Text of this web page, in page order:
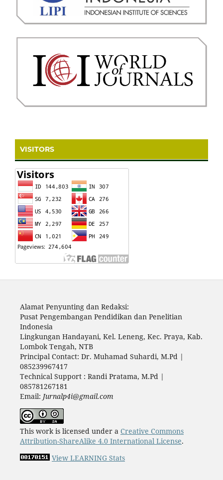
VISITORS
Alamat Penyunting dan Redaksi:
Pusat Pengembangan Pendidikan dan Penelitian
Indonesia
Lingkungan Handayani, Kel. Leneng, Kec. Praya, Kab.
Lombok Tengah, NTB
Principal Contact: Dr. Muhamad Suhardi, M.Pd |
085239967417
Technical Support : Randi Pratama, M.Pd |
085781267181
Email: Jurnalp4i@gmail.com
This work is licensed under a Creative Commons
Attribution-ShareAlike 4.0 International License.
View LEARNING Stats